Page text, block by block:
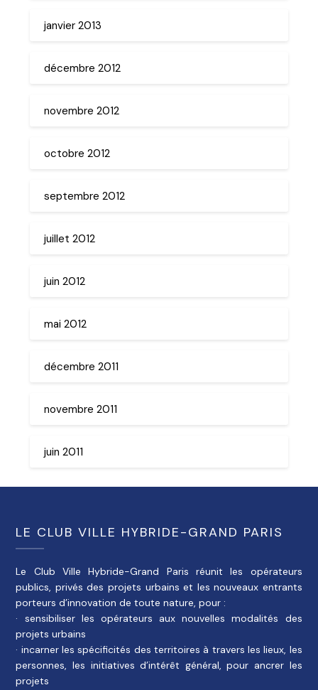
janvier 2013
décembre 2012
novembre 2012
octobre 2012
septembre 2012
juillet 2012
juin 2012
mai 2012
décembre 2011
novembre 2011
juin 2011
LE CLUB VILLE HYBRIDE-GRAND PARIS
Le Club Ville Hybride-Grand Paris réunit les opérateurs
publics, privés des projets urbains et les nouveaux entrants
porteurs d’innovation de toute nature, pour :
· sensibiliser les opérateurs aux nouvelles modalités des
projets urbains
· incarner les spécificités des territoires à travers les lieux, les
personnes, les initiatives d’intérêt général, pour ancrer les
projets